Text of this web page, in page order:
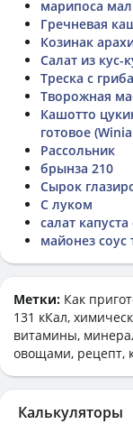
марипоса
Гречневая
Козинак
Салат из
Треска с
Творожная
Кашотто
готовое
Рассольник
брынза 210
Сырок
С луком
салат
майонез соус
Метки: Как
131 кКал,
витамины,
овощами, рецепт,
Калькуляторы